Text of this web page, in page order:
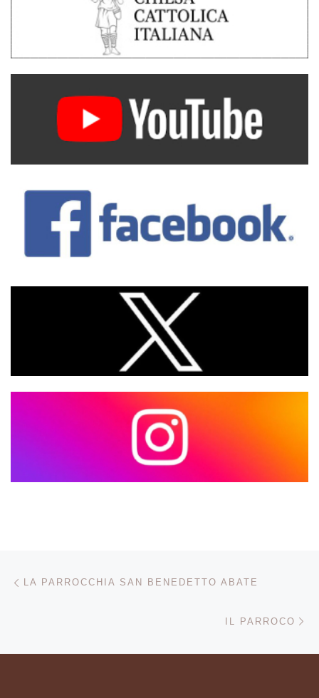
Navigazione articoli
LA PARROCCHIA SAN BENEDETTO ABATE
IL PARROCO